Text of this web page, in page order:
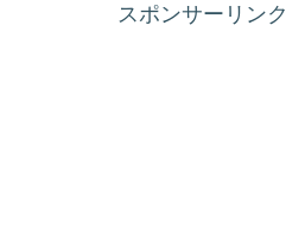
スポンサーリンク